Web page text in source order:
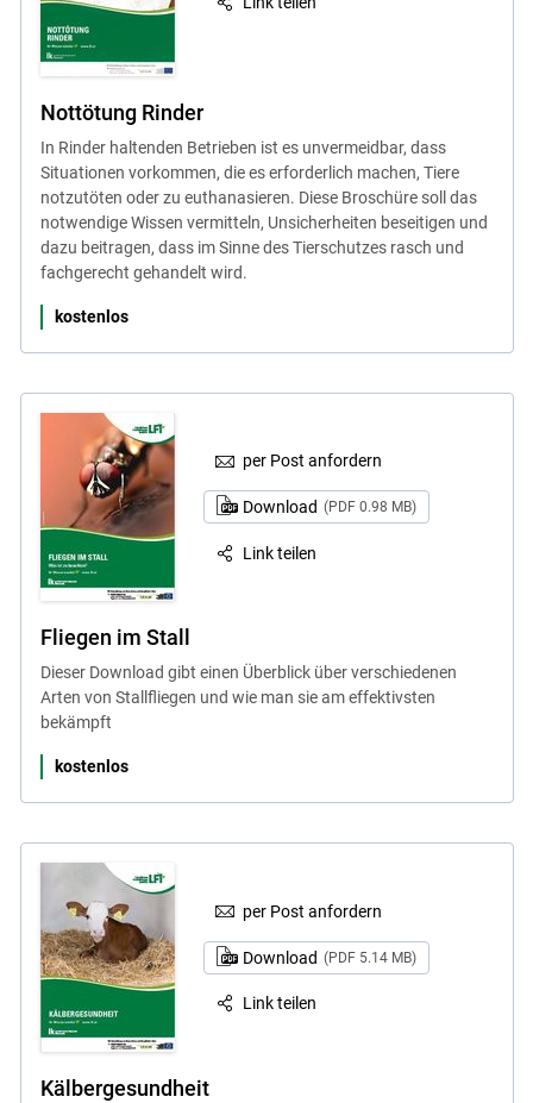
Nottötung Rinder
In Rinder haltenden Betrieben ist es unvermeidbar, dass
Situationen vorkommen, die es erforderlich machen, Tiere
notzutöten oder zu euthanasieren. Diese Broschüre soll das
notwendige Wissen vermitteln, Unsicherheiten beseitigen und
dazu beitragen, dass im Sinne des Tierschutzes rasch und
fachgerecht gehandelt wird.
kostenlos
per Post anfordern
Download (PDF 0.98 MB)
Link teilen
Fliegen im Stall
Dieser Download gibt einen Überblick über verschiedenen
Arten von Stallfliegen und wie man sie am effektivsten
bekämpft
kostenlos
per Post anfordern
Download (PDF 5.14 MB)
Link teilen
Kälbergesundheit